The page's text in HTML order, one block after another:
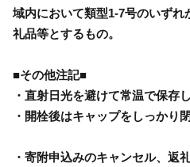
域内において類型1-7号のいず
礼品等とするもの。
■その他注記■
・直射日光を避けて常温で保存
・開栓後はキャップをしっかり
・寄附申込みのキャンセル、返